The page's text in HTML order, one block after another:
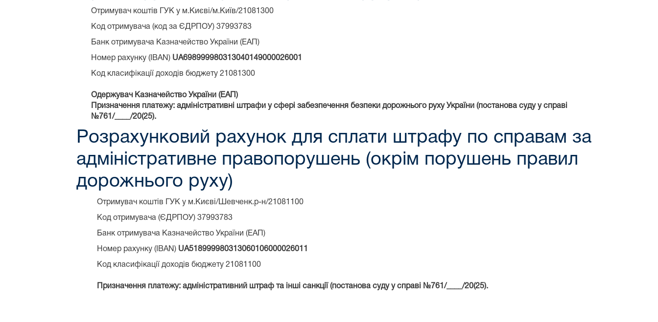
Отримувач коштів ГУК у м.Києві/м.Київ/21081300
Код отримувача (код за ЄДРПОУ) 37993783
Банк отримувача Казначейство України (ЕАП)
Номер рахунку (IBAN) UA698999980313040149000026001
Код класифікації доходів бюджету 21081300
Одержувач Казначейство України (ЕАП)
Призначення платежу: адміністративні штрафи у сфері забезпечення безпеки дорожнього руху України (постанова суду у справі
№761/____/20(25).
Розрахунковий рахунок для сплати штрафу по справам за
адміністративне правопорушень (окрім порушень правил
дорожнього руху)
Отримувач коштів ГУК у м.Києві/Шевченк.р-н/21081100
Код отримувача (ЄДРПОУ) 37993783
Банк отримувача Казначейство України (ЕАП)
Номер рахунку (IBAN) UA518999980313060106000026011
Код класифікації доходів бюджету 21081100
Призначення платежу: адміністративний штраф та інші санкції (постанова суду у справі №761/____/20(25).